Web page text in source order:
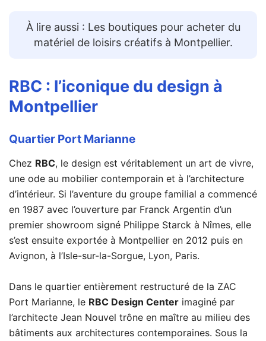
À lire aussi : Les boutiques pour acheter du
matériel de loisirs créatifs à Montpellier.
RBC : l’iconique du design à
Montpellier
Quartier Port Marianne
Chez RBC, le design est véritablement un art de vivre,
une ode au mobilier contemporain et à l’architecture
d’intérieur. Si l’aventure du groupe familial a commencé
en 1987 avec l’ouverture par Franck Argentin d’un
premier showroom signé Philippe Starck à Nîmes, elle
s’est ensuite exportée à Montpellier en 2012 puis en
Avignon, à l’Isle-sur-la-Sorgue, Lyon, Paris.
Dans le quartier entièrement restructuré de la ZAC
Port Marianne, le RBC Design Center imaginé par
l’architecte Jean Nouvel trône en maître au milieu des
bâtiments aux architectures contemporaines. Sous la